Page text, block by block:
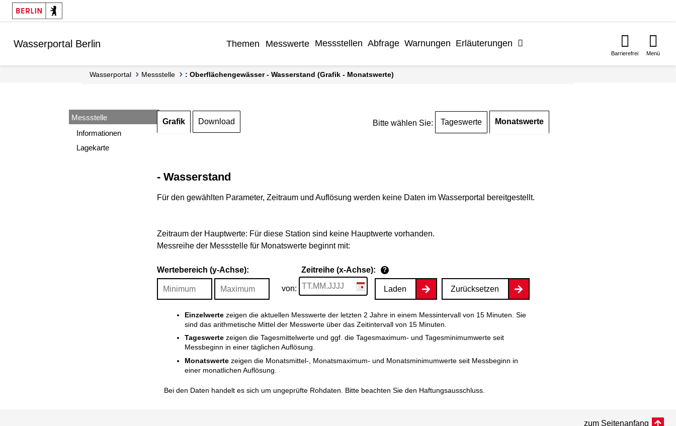
Springe zur Navigation
Springe zum Inhalt
Wasserportal Berlin Themen Messwerte Messstellen Abfrage Warnungen Erläuterungen
Barrierefrei Menü
Wasserportal Messstelle : Oberflächengewässer - Wasserstand (Grafik - Monatswerte)
Messstelle
Informationen
Lagekarte
Grafik Download Bitte wählen Sie: Tageswerte Monatswerte
- Wasserstand
Für den gewählten Parameter, Zeitraum und Auflösung werden keine Daten im Wasserportal bereitgestellt.
Zeitraum der Hauptwerte: Für diese Station sind keine Hauptwerte vorhanden.
Messreihe der Messstelle für Monatswerte beginnt mit:
Wertebereich (y-Achse): Zeitreihe (x-Achse): ?
von: Laden Zurücksetzen
Einzelwertezeigen die aktuellen Messwerte der letzten 2 Jahre in einem Messintervall von 15 Minuten. Sie
sind das arithmetische Mittel der Messwerte über das Zeitintervall von 15 Minuten.
Tageswertezeigen die Tagesmittelwerte und ggf. die Tagesmaximum- und Tagesminimumwerte seit
Messbeginn in einer täglichen Auflösung.
Monatswertezeigen die Monatsmittel-, Monatsmaximum- und Monatsminimumwerte seit Messbeginn in
einer monatlichen Auflösung.
Bei den Daten handelt es sich um ungeprüfte Rohdaten. Bitte beachten Sie den Haftungsausschluss.
zum Seitenanfang